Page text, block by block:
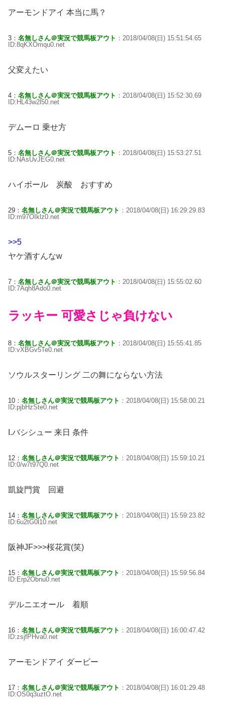
アーモンドアイ 本当に馬？
3： 名無しさん＠実況で競馬板アウト ：2018/04/08(日) 15:51:54.65
ID:8qKXOmqu0.net
父変えたい
4： 名無しさん＠実況で競馬板アウト ：2018/04/08(日) 15:52:30.69
ID:HL43w2l50.net
デムーロ 乗せ方
5： 名無しさん＠実況で競馬板アウト ：2018/04/08(日) 15:53:27.51
ID:NAsUvJEG0.net
ハイボール 炭酸 おすすめ
29： 名無しさん＠実況で競馬板アウト ：2018/04/08(日) 16:29:29.83
ID:m97OIklz0.net
>>5
ヤケ酒すんなw
7： 名無しさん＠実況で競馬板アウト ：2018/04/08(日) 15:55:02.60
ID:7Aqh8Ado0.net
ラッキー 可愛さじゃ負けない
8： 名無しさん＠実況で競馬板アウト ：2018/04/08(日) 15:55:41.85
ID:vXBGv5Te0.net
ソウルスターリング 二の舞にならない方法
10： 名無しさん＠実況で競馬板アウト ：2018/04/08(日) 15:58:00.21
ID:pjbHzSte0.net
I.バシシュー 来日 条件
12： 名無しさん＠実況で競馬板アウト ：2018/04/08(日) 15:59:10.21
ID:0/w7t97Q0.net
凱旋門賞 回避
14： 名無しさん＠実況で競馬板アウト ：2018/04/08(日) 15:59:23.82
ID:6u2tG0l10.net
阪神JF>>>桜花賞(笑)
15： 名無しさん＠実況で競馬板アウト ：2018/04/08(日) 15:59:56.84
ID:Erp2Obnu0.net
デルニエオール 着順
16： 名無しさん＠実況で競馬板アウト ：2018/04/08(日) 16:00:47.42
ID:zsjfPHva0.net
アーモンドアイ ダービー
17： 名無しさん＠実況で競馬板アウト ：2018/04/08(日) 16:01:29.48
ID:OS0q3uztO.net